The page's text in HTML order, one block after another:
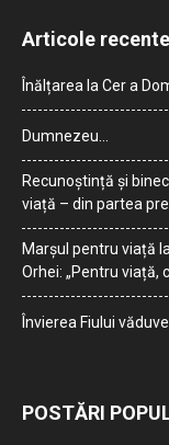
Articole recente
Înălțarea la Cer a
Dumnezeu…
Recunoștință și
viață – din partea
Marșul pentru viață
Orhei: „Pentru viață,
Învierea Fiului
POSTĂRI